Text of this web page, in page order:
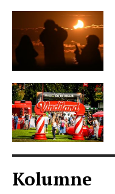
Kolumne